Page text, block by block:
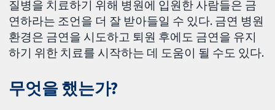
질병을 치료하기 위해 병원에 입원한 사람들은 금
연하라는 조언을 더 잘 받아들일 수 있다. 금연 병원
환경은 금연을 시도하고 퇴원 후에도 금연을 유지
하기 위한 치료를 시작하는 데 도움이 될 수도 있다.
무엇을 했는가?